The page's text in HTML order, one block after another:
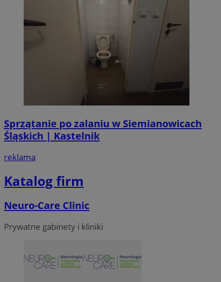
Sprzątanie po zalaniu w Siemianowicach
Śląskich | Kastelnik
reklama
Katalog firm
Neuro-Care Clinic
Prywatne gabinety i kliniki